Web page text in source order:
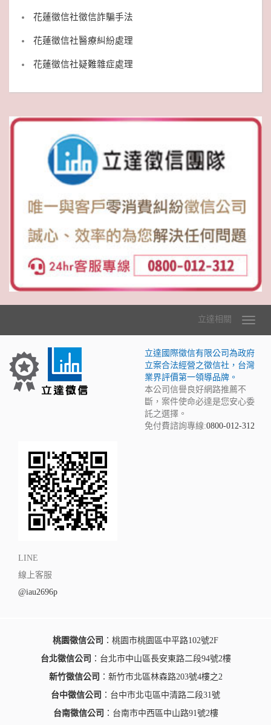
花蓮徵信社徵信詐騙手法
花蓮徵信社醫療糾紛處理
花蓮徵信社疑難雜症處理
立達相關
立達國際徵信有限公司為政府
立案合法經營之徵信社，台灣
業界評價第一領導品牌。
本公司信譽良好網路推薦不
斷，案件使命必達是您安心委
託之選擇。
免付費諮詢專線:0800-012-312
LINE
線上客服
@iau2696p
桃園徵信公司 ：桃園市桃園區中平路102號2F
台北徵信公司 ：台北市中山區長安東路二段94號2樓
新竹徵信公司 ：新竹市北區林森路203號4樓之2
台中徵信公司 ：台中市北屯區中清路二段31號
台南徵信公司 ：台南市中西區中山路91號2樓